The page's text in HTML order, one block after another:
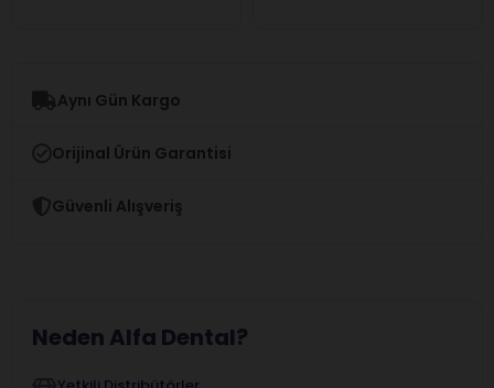
Aynı Gün Kargo
Orijinal Ürün Garantisi
Güvenli Alışveriş
Neden Alfa Dental?